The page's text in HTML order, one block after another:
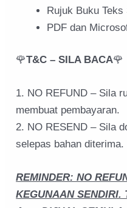
Rujuk Buku Teks
PDF dan
🌹T&C – SILA BACA🌹
1. NO REFUND – Sila
membuat pembayaran.
2. NO RESEND – Sila
selepas bahan diterima.
REMINDER: NO
KEGUNAAN SENDIRI.